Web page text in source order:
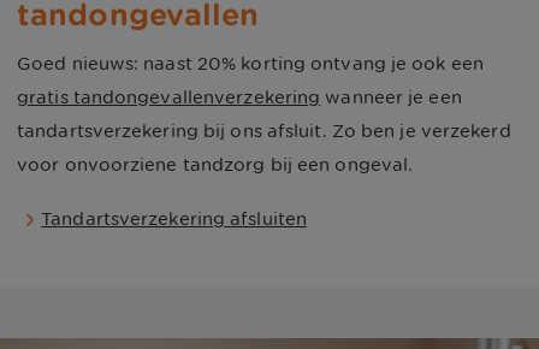
tandongevallen
Goed nieuws: naast 20% korting ontvang je ook een
gratis tandongevallenverzekering wanneer je een
tandartsverzekering bij ons afsluit. Zo ben je verzekerd
voor onvoorziene tandzorg bij een ongeval.
Tandartsverzekering afsluiten